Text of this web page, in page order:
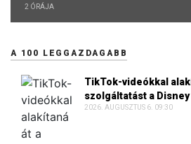
2 ÓRÁJA
A 100 LEGGAZDAGABB
TikTok-videókkal
szolgáltatást a Disney
2026. AUGUSZTUS 6. 09:30